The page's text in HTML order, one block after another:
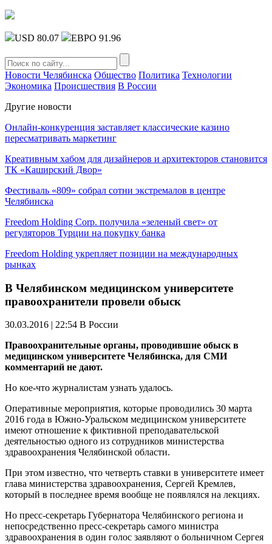
USD 80.07 ЕВРО 91.96
Новости Челябинска Общество Политика Технологии
Экономика Происшествия В России
Другие новости
Онлайн-конкуренция заставляет классические казино
пересматривать маркетинг
Креативным хабом для дизайнеров и архитекторов становится
ТК «Каширский Двор»
Фестиваль «809» собрал сотни экстремалов в центре
Челябинска
Freedom Holding Corp. получила «зеленый свет» от
регуляторов Турции на покупку банка
Freedom Holding укрепляет позиции на международных
рынках
В Челябинском медицинском университете
правоохранители провели обыск
30.03.2016 | 22:54 В России
Правоохранительные органы, проводившие обыск в
медицинском университете Челябинска, для СМИ
комментарий не дают.
Но кое-что журналистам узнать удалось.
Оперативные мероприятия, которые проводились 30 марта
2016 года в Южно-Уральском медицинском университете
имеют отношение к фиктивной преподавательской
деятельностью одного из сотрудников министерства
здравоохранения Челябинской области.
При этом известно, что четверть ставки в университете имеет
глава министерства здравоохранения, Сергей Кремлев,
который в последнее время вообще не появлялся на лекциях.
Но пресс-секретарь Губернатора Челябинского региона и
непосредственно пресс-секретарь самого министра
здравоохранения в один голос заявляют о больничном Сергея